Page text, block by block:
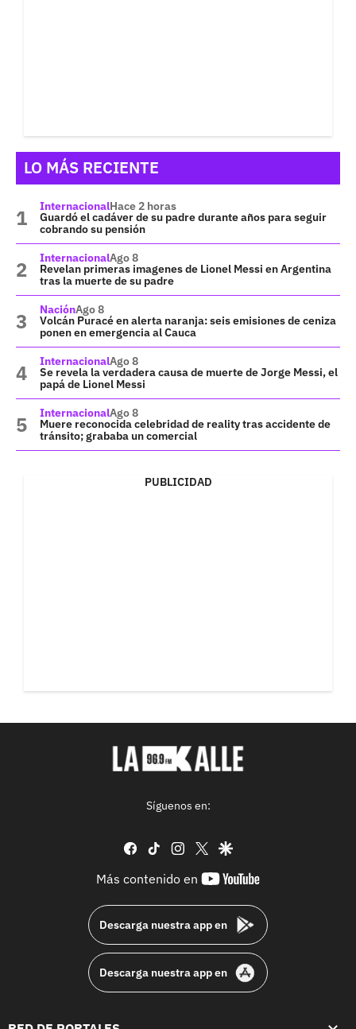
LO MÁS RECIENTE
InternacionalHace 2 horas
Guardó el cadáver de su padre durante años para seguir
cobrando su pensión
InternacionalAgo 8
Revelan primeras imagenes de Lionel Messi en Argentina
tras la muerte de su padre
NaciónAgo 8
Volcán Puracé en alerta naranja: seis emisiones de ceniza
ponen en emergencia al Cauca
InternacionalAgo 8
Se revela la verdadera causa de muerte de Jorge Messi, el
papá de Lionel Messi
InternacionalAgo 8
Muere reconocida celebridad de reality tras accidente de
tránsito; grababa un comercial
PUBLICIDAD
Síguenos en:
facebook
tiktok instagram
twittergoogle
Más contenido en
youtube-
Descarga nuestra app en
Descarga nuestra app en